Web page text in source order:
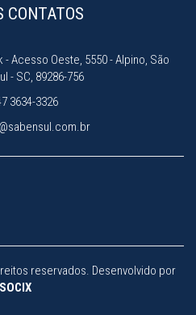
CONTATOS
Acesso Oeste, 5550 - Alpino, São
- SC, 89286-756
3634-3326
reservados. Desenvolvido por
SOCIX